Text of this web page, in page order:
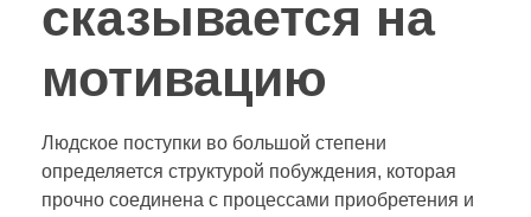
сказывается на
мотивацию
Людское поступки во большой степени
определяется структурой побуждения, которая
прочно соединена с процессами приобретения и